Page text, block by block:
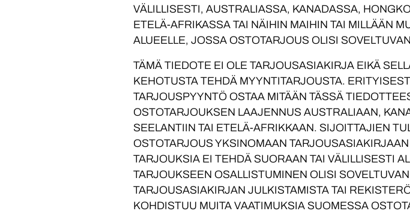
VÄLILLISESTI, AUSTRALIASSA, KANADASSA,
ETELÄ-AFRIKASSA TAI NÄIHIN MAIHIN TAI MILLÄÄN
ALUEELLE, JOSSA OSTOTARJOUS OLISI
TÄMÄ TIEDOTE EI OLE TARJOUSASIAKIRJA EIKÄ
KEHOTUSTA TEHDÄ MYYNTITARJOUSTA.
TARJOUSPYYNTÖ OSTAA MITÄÄN TÄSSÄ
OSTOTARJOUKSEN LAAJENNUS AUSTRALIAAN,
SEELANTIIN TAI ETELÄ-AFRIKKAAN. SIJOITTAJIEN
OSTOTARJOUS YKSINOMAAN
TARJOUKSIA EI TEHDÄ SUORAAN TAI VÄLILLISESTI
TARJOUKSEEN OSALLISTUMINEN OLISI
TARJOUSASIAKIRJAN JULKISTAMISTA TAI
KOHDISTUU MUITA VAATIMUKSIA SUOMESSA